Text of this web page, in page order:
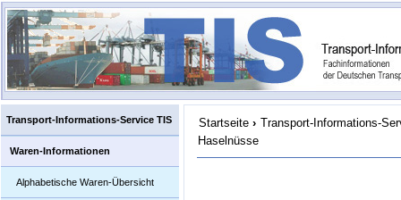
Transport-Informations-Service TIS
Waren-Informationen
Alphabetische Waren-Übersicht
Startseite › Transport-Informations-
Haselnüsse